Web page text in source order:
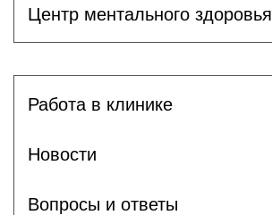
Центр ментального здоровья
Работа в клинике
Новости
Вопросы и ответы